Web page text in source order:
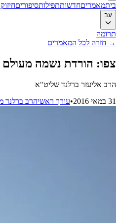
ביתמאמריםחדשותתפילותסיפוריםחיזוק
עב
תרומה
→ חזרה לכל המאמרים
צפו: הורדת נשמה
הרב אליעזר ברלנד שליט"א
31 במאי 2016
•עורך ראשיהרב ברלנד